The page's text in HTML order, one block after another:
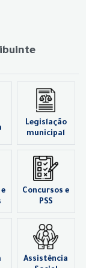
Legislação
municipal
Concursos e
PSS
Assistência